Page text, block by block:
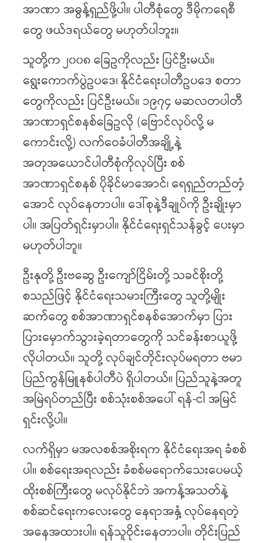
အာဏာ အဓွန့်ရှည်ဖို့ပါ။ ပါတီစုံတွေ ဒီမိုကရေစီ
တွေ ဖယ်ဒရယ်တွေ မဟုတ်ပါဘူး။
သူတို့က ၂၀၀၈ ခြေဥကိုလည်း ပြင်ဦးမယ်။
ရွေးကောက်ပွဲဥပဒေ၊ နိုင်ငံရေးပါတီဥပဒေ စတာ
တွေကိုလည်း ပြင်ဦးမယ်။ ၁၉၇၄ မဆလတပါတီ
အာဏာရှင်စနစ်ခြေဥလို (ဗြောင်လုပ်လို့ မ
ကောင်းလို့) လက်ဝေခံပါတီအချို့နဲ့
အတုအယောင်ပါတီစုံကိုလုပ်ပြီး စစ်
အာဏာရှင်စနစ် ပိုခိုင်မာအောင်၊ ရေရှည်တည်တံ့
အောင် လုပ်နေတာပါ။ ဒေါ်စုနဲ့ဒီချုပ်ကို ဦးချိုးမှာ
ပါ။ အပြတ်ရှင်းမှာပါ။ နိုင်ငံရေးရှင်သန်ခွင့် ပေးမှာ
မဟုတ်ပါဘူ။
ဦးနုတို့ ဦးဗဆွေ ဦးကျော်ငြိမ်းတို့ သခင်စိုးတို့
စသည်ဖြင့် နိုင်ငံရေးသမားကြီးတွေ သူတို့မျိုး
ဆက်တွေ စစ်အာဏာရှင်စနစ်အောက်မှာ ပြား
ပြားမှောက်သွားခဲ့ရတာတွေကို သင်ခန်းစာယူဖို့
လိုပါတယ်။ သူတို့ လုပ်ချင်တိုင်းလုပ်မရတာ ဗမာ
ပြည်ကွန်မြူနစ်ပါတီပဲ ရှိပါတယ်။ ပြည်သူနဲ့အတူ
အမြဲရပ်တည်ပြီး စစ်သုံးစစ်အပေါ် ရန်-ငါ အမြင်
ရှင်းလို့ပါ။
လက်ရှိမှာ မအလစစ်အစိုးရက နိုင်ငံရေးအရ ခံစစ်
ပါ။ စစ်ရေးအရလည်း ခံစစ်မရောက်သေးပေမယ့်
ထိုးစစ်ကြီးတွေ မလုပ်နိုင်ဘဲ အကန့်အသတ်နဲ့
စစ်ဆင်ရေးကလေးတွေ နေရာအနှံ့ လုပ်နေရတဲ့
အနေအထားပါ။ ရန်သူဝိုင်းနေတာပါ။ တိုင်းပြည်